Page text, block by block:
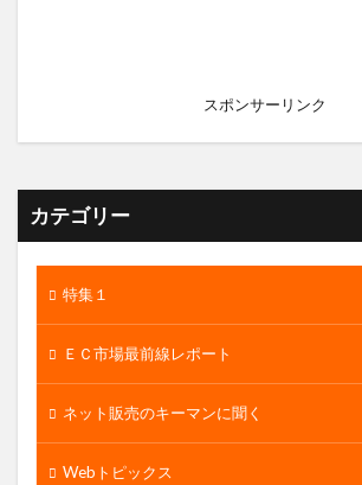
スポンサーリンク
カテゴリー
特集１
ＥＣ市場最前線レポート
ネット販売のキーマンに聞く
Webトピックス